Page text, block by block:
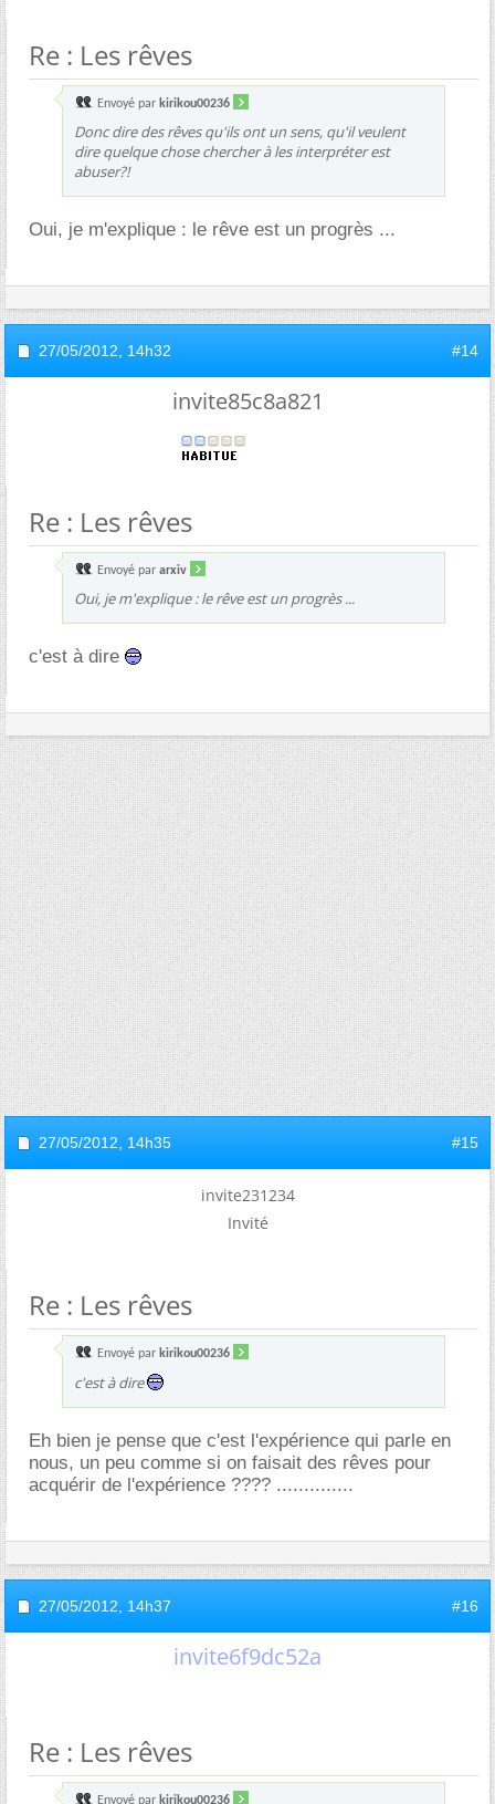
Re : Les rêves
Envoyé par kirikou00236
Donc dire des rêves qu'ils ont un sens, qu'il veulent
dire quelque chose chercher à les interpréter est
abuser?!
Oui, je m'explique : le rêve est un progrès ...
27/05/2012, 14h32 #14
invite85c8a821
Re : Les rêves
Envoyé par arxiv
Oui, je m'explique : le rêve est un progrès ...
c'est à dire
27/05/2012, 14h35 #15
invite231234
Invité
Re : Les rêves
Envoyé par kirikou00236
c'est à dire
Eh bien je pense que c'est l'expérience qui parle en
nous, un peu comme si on faisait des rêves pour
acquérir de l'expérience ???? ..............
27/05/2012, 14h37 #16
invite6f9dc52a
Re : Les rêves
Envoyé par kirikou00236